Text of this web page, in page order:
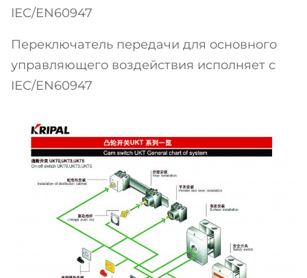
IEC/EN60947
Переключатель передачи для основного
управляющего воздействия исполняет с
IEC/EN60947